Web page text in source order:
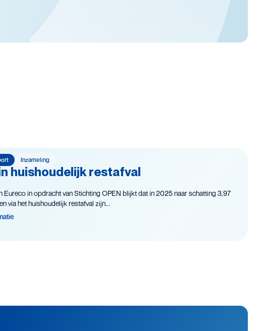
Inzameling
huishoudelijk restafval
Eureco in opdracht van Stichting OPEN blijkt dat in 2025 naar schatting 3,97
via het huishoudelijk restafval zijn...